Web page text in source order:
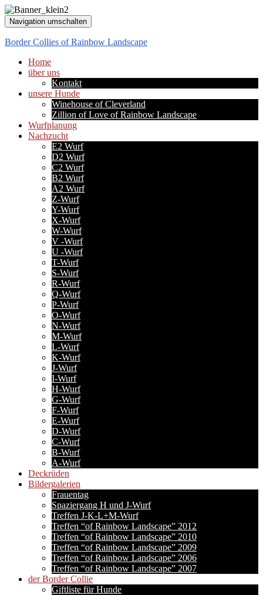
Navigation umschalten
Border Collies of Rainbow Landscape
Home
über uns
Kontakt
unsere Hunde
Winehouse of Cleverland
Zillion of Love of Rainbow Landscape
Wurfplanung
Nachzucht
E2 Wurf
D2 Wurf
C2 Wurf
B2 Wurf
A2 Wurf
Z-Wurf
Y-Wurf
X-Wurf
W-Wurf
V -Wurf
U -Wurf
T-Wurf
S-Wurf
R-Wurf
Q-Wurf
P-Wurf
O-Wurf
N-Wurf
M-Wurf
L-Wurf
K-Wurf
J-Wurf
I-Wurf
H-Wurf
G-Wurf
F-Wurf
E-Wurf
D-Wurf
C-Wurf
B-Wurf
A-Wurf
Deckrüden
Bildergalerien
Frauentag
Spaziergang H und J-Wurf
Treffen J-K-L+M-Wurf
Treffen “of Rainbow Landscape” 2012
Treffen “of Rainbow Landscape” 2010
Treffen “of Rainbow Landscape” 2009
Treffen “of Rainbow Landscape” 2006
Treffen “of Rainbow Landscape” 2007
der Border Collie
Giftliste für Hunde